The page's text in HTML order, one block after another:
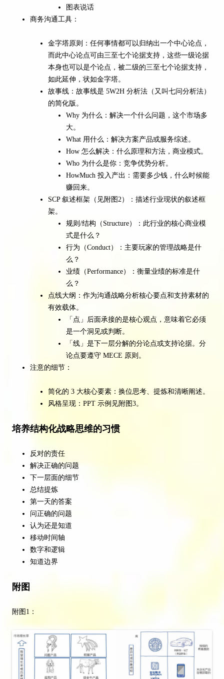
图表说话
商务沟通工具：
金字塔原则：任何事情都可以归纳出一个中心论点，
而此中心论点可由三至七个论据支持，这些一级论据
本身也可以是个论点，被二级的三至七个论据支持，
如此延伸，状如金字塔。
故事线：故事线是 5W2H 分析法（又叫七问分析法）
的简化版。
Why 为什么：解决一个什么问题，这个市场多
大。
What 用什么：解决方案产品或服务综述。
How 怎么解决：什么原理和方法，商业模式。
Who 为什么是你：竞争优势分析。
HowMuch 投入产出：需要多少钱，什么时候能
赚回来。
SCP 叙述框架（见附图2）：描述行业现状的叙述框
架。
规则/结构（Structure）：此行业的核心商业模
式是什么？
行为（Conduct）：主要玩家的管理战略是什
么？
业绩（Performance）：衡量业绩的标准是什
么？
点线大纲：作为沟通战略分析核心要点和支持素材的
有效载体。
「点」后面承接的是核心观点，意味着它必须
是一个洞见或判断。
「线」是下一层分解的分论点或支持论据。分
论点要遵守 MECE 原则。
注意的细节：
简化的 3 大核心要素：换位思考、提炼和清晰阐述。
风格呈现：PPT 示例见附图3。
培养结构化战略思维的习惯
反对的责任
解决正确的问题
下一层面的细节
总结提炼
第一天的答案
问正确的问题
认为还是知道
移动时间轴
数字和逻辑
知道边界
附图
附图1：